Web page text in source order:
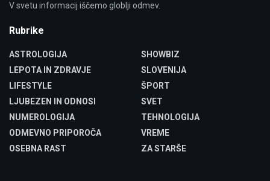
V svetu informacij iščemo globlji odmev.
Rubrike
ASTROLOGIJA
LEPOTA IN ZDRAVJE
LIFESTYLE
LJUBEZEN IN ODNOSI
NUMEROLOGIJA
ODMEVNO PRIPOROČA
OSEBNA RAST
SHOWBIZ
SLOVENIJA
ŠPORT
SVET
TEHNOLOGIJA
VREME
ZA STARŠE